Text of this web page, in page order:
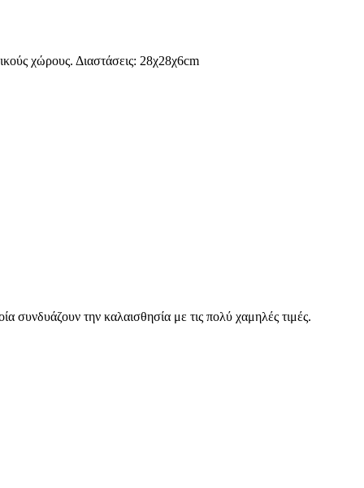
χώρους. Διαστάσεις: 28χ28χ6cm
συνδυάζουν την καλαισθησία με τις πολύ χαμηλές τιμές.